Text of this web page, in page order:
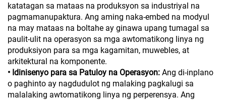
katatagan sa mataas na produksyon sa industriyal na
pagmamanupaktura. Ang aming naka-embed na modyul
na may mataas na boltahe ay ginawa upang tumagal sa
paulit-ulit na operasyon sa mga awtomatikong linya ng
produksiyon para sa mga kagamitan, muwebles, at
arkitektural na komponente.
• Idinisenyo para sa Patuloy na Operasyon: Ang di-inplano
o paghinto ay nagdudulot ng malaking pagkalugi sa
malalaking awtomatikong linya ng perperensya. Ang